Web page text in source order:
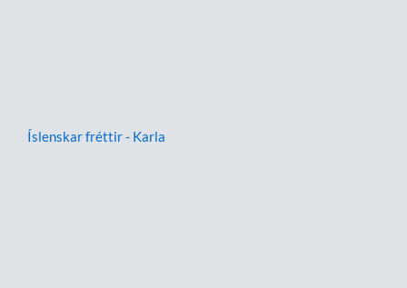
Íslenskar fréttir - Karla